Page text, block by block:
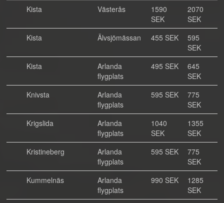
Kista
Västerås
1590
SEK
2070
SEK
Kista
Älvsjömässan 455 SEK
595
SEK
Kista
Arlanda
flygplats
495 SEK
645
SEK
Knivsta
Arlanda
flygplats
595 SEK
775
SEK
Krigslida
Arlanda
flygplats
1040
SEK
1355
SEK
Kristineberg
Arlanda
flygplats
595 SEK
775
SEK
Kummelnäs
Arlanda
flygplats
990 SEK
1285
SEK